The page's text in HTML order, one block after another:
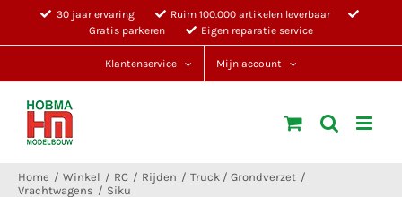
30 jaar ervaring
Ruim 100.000 artikelen leverbaar
Gratis parkeren
Eigen reparatie service
Klantenservice Mijn account
Home Winkel RC Rijden
Truck / Grondverzet
Vrachtwagens
Siku